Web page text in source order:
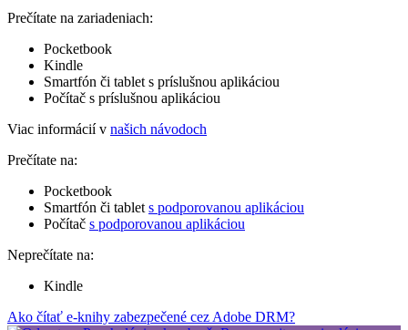
Prečítate na zariadeniach:
Pocketbook
Kindle
Smartfón či tablet s príslušnou aplikáciou
Počítač s príslušnou aplikáciou
Viac informácií v našich návodoch
Prečítate na:
Pocketbook
Smartfón či tablet s podporovanou aplikáciou
Počítač s podporovanou aplikáciou
Neprečítate na:
Kindle
Ako čítať e-knihy zabezpečené cez Adobe DRM?